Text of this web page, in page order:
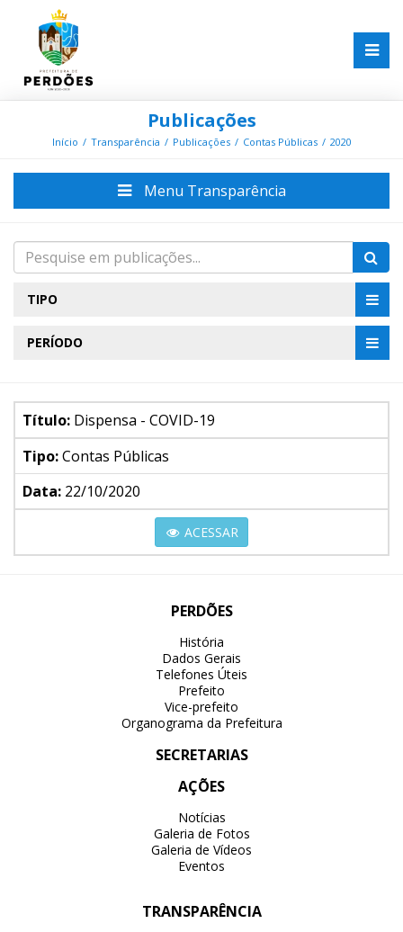
Publicações
Início Transparência Publicações Contas Públicas 2020
Menu Transparência
TIPO
PERÍODO
Título: Dispensa - COVID-19
Tipo:Contas Públicas
Data: 22/10/2020
ACESSAR
PERDÕES
História
Dados Gerais
Telefones Úteis
Prefeito
Vice-prefeito
Organograma da Prefeitura
SECRETARIAS
AÇÕES
Notícias
Galeria de Fotos
Galeria de Vídeos
Eventos
TRANSPARÊNCIA